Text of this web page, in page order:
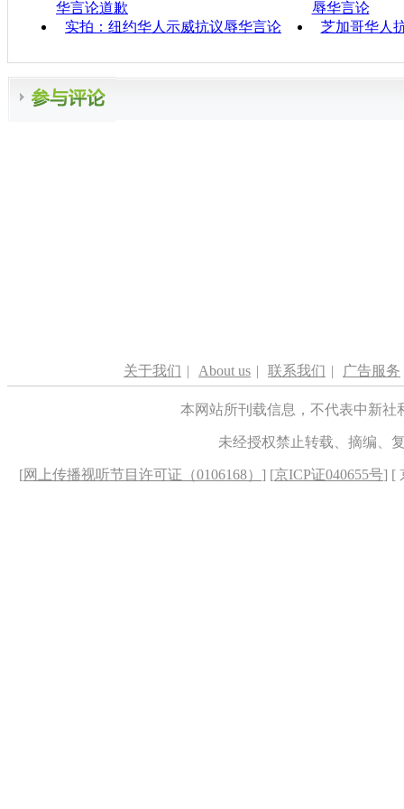
华言论道歉
辱华言论
实拍：纽约华人示威抗议辱华言论
芝加哥华人
关于我们 | About us | 联系我们 | 广告服务
本网站所刊载信息，不代表中新
未经授权禁止转载、摘编、
[网上传播视听节目许可证（0106168） ] [京ICP证040655号] [